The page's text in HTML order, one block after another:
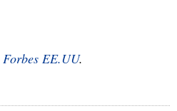
Forbes EE.UU.